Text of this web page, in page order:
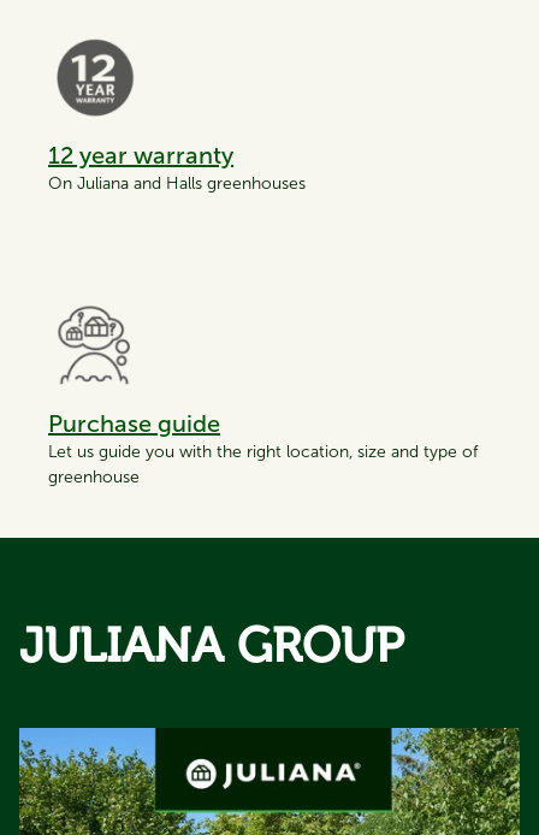
12 year warranty
On Juliana and Halls greenhouses
Purchase guide
Let us guide you with the right location, size and type of
greenhouse
JULIANA GROUP